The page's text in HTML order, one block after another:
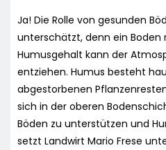
Ja! Die Rolle von gesunden
unterschätzt, denn ein
Humusgehalt kann der
entziehen. Humus besteht
abgestorbenen
sich in der oberen
Böden zu unterstützen und
setzt Landwirt Mario Frese